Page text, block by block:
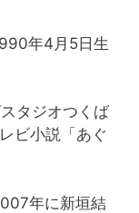
年4月5日生
タジオつくば
ビ小説「あぐ
年に新垣結